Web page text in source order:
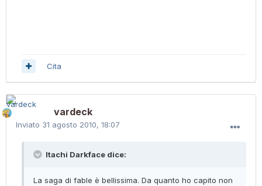
Cita
vardeck
Inviato 31 agosto 2010, 18:07
Itachi Darkface dice:
La saga di fable è bellissima. Da quanto ho capito non